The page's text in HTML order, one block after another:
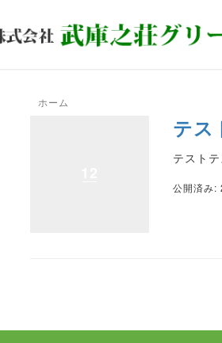
ホーム
テス
テスト
公開済み: